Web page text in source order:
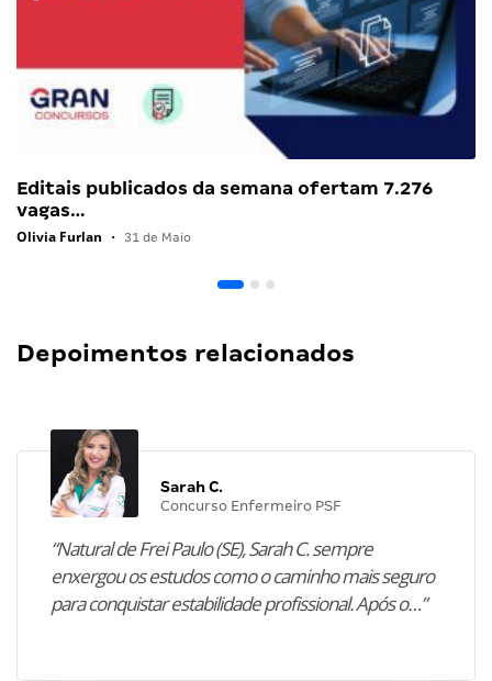
Editais publicados da semana ofertam 7.276
vagas…
Olivia Furlan • 31 de Maio
Depoimentos relacionados
Sarah C.
Concurso Enfermeiro PSF
“Natural de Frei Paulo (SE), Sarah C. sempre
enxergou os estudos como o caminho mais seguro
para conquistar estabilidade profissional. Após o…”